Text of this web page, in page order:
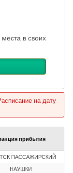
в своих
на дату
прибытия
ПАССАЖИРСКИЙ
НАУШКИ